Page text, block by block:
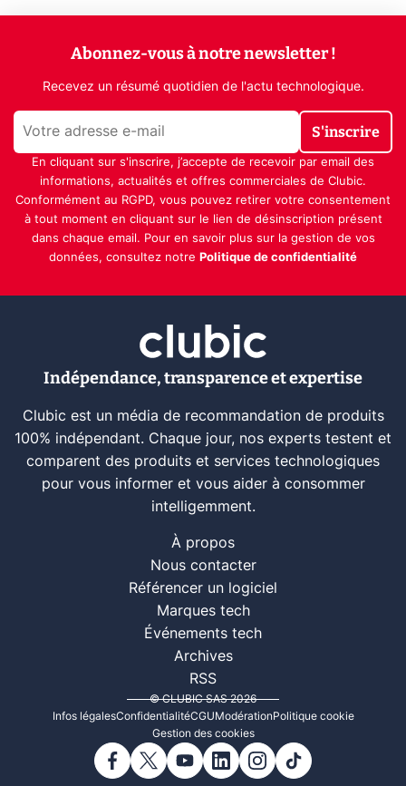
Abonnez-vous à notre newsletter !
Recevez un résumé quotidien de l'actu technologique.
S'inscrire
En cliquant sur s'inscrire, j’accepte de recevoir par email des
informations, actualités et offres commerciales de Clubic.
Conformément au RGPD, vous pouvez retirer votre consentement
à tout moment en cliquant sur le lien de désinscription présent
dans chaque email. Pour en savoir plus sur la gestion de vos
données, consultez notre Politique de confidentialité
Indépendance, transparence et expertise
Clubic est un média de recommandation de produits
100% indépendant. Chaque jour, nos experts testent et
comparent des produits et services technologiques
pour vous informer et vous aider à consommer
intelligemment.
À propos
Nous contacter
Référencer un logiciel
Marques tech
Événements tech
Archives
RSS
© CLUBIC SAS 2026
Infos légalesConfidentialitéCGUModérationPolitique cookie
Gestion des cookies